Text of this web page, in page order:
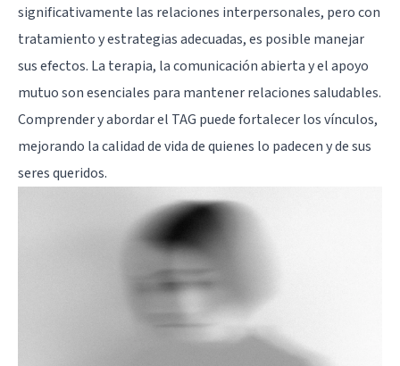
significativamente las relaciones interpersonales, pero con
tratamiento y estrategias adecuadas, es posible manejar
sus efectos. La terapia, la comunicación abierta y el apoyo
mutuo son esenciales para mantener relaciones saludables.
Comprender y abordar el TAG puede fortalecer los vínculos,
mejorando la calidad de vida de quienes lo padecen y de sus
seres queridos.